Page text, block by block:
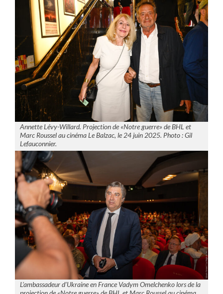
Annette Lévy-Willard. Projection de «Notre guerre» de BHL et
Marc Roussel au cinéma Le Balzac, le 24 juin 2025. Photo : Gil
Lefauconnier.
L’ambassadeur d’Ukraine en France Vadym Omelchenko lors de la